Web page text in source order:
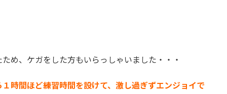
め、ケガをした方もいらっしゃいました・・・
時間ほど練習時間を設けて、激し過ぎずエンジョイで